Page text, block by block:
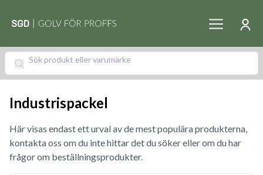
Industrispackel
Här visas endast ett urval av de mest populära produkterna,
kontakta oss om du inte hittar det du söker eller om du har
frågor om beställningsprodukter.